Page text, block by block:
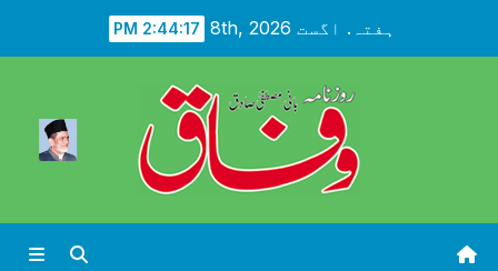
ہفتہ. اگست 8th, 2026 2:44:19 PM